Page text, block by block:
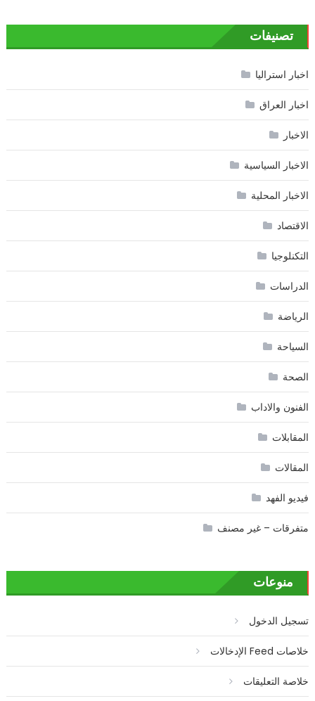
تصنيفات
اخبار استراليا
اخبار العراق
الاخبار
الاخبار السياسية
الاخبار المحلية
الاقتصاد
التكنلوجيا
الدراسات
الرياضة
السياحة
الصحة
الفنون والاداب
المقابلات
المقالات
فيديو الفهد
متفرقات – غير مصنف
منوعات
تسجيل الدخول
خلاصات Feed الإدخالات
خلاصة التعليقات